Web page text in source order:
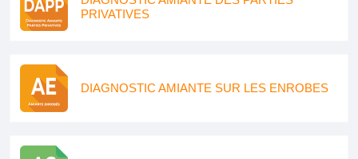
PRIVATIVES
DIAGNOSTIC AMIANTE SUR LES ENROBES